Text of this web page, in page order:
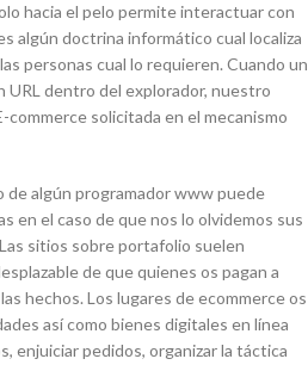
hacia el pelo permite interactuar con
algún doctrina informático cual localiza
personas cual lo requieren. Cuando un
URL dentro del explorador, nuestro
commerce solicitada en el mecanismo
algún programador www puede
en el caso de que nos lo olvidemos sus
sitios sobre portafolio suelen
de que quienes os pagan a
hechos. Los lugares de ecommerce os
así­ como bienes digitales en línea
enjuiciar pedidos, organizar la táctica